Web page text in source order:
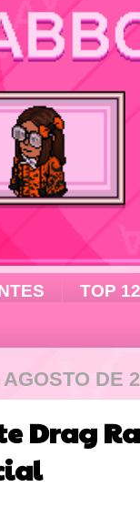
TOP 12
DE
Drag